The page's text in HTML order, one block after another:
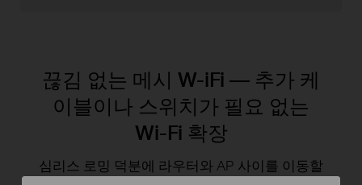
끊김 없는 메시 W-iFi — 추가 케
이블이나 스위치가 필요 없는
Wi-Fi 확장
심리스 로밍 덕분에 라우터와 AP 사이를 이동할